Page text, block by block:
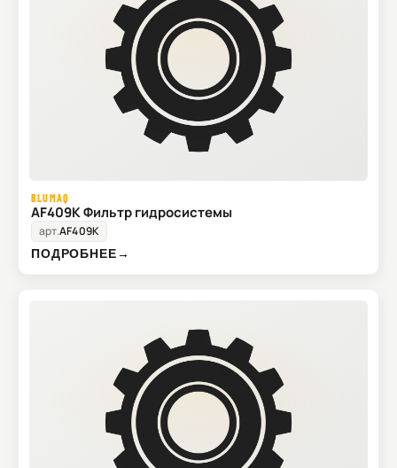
BLUMAQ
AF409K Фильтр гидросистемы
арт.AF409K
ПОДРОБНЕЕ→